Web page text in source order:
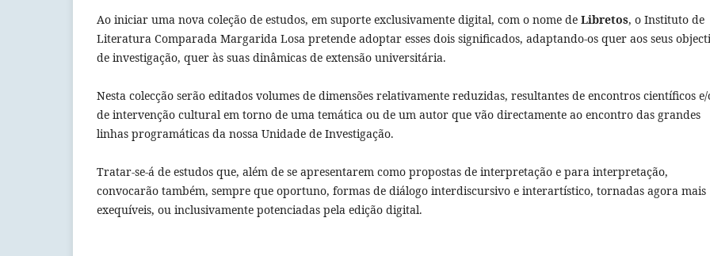
Ao iniciar uma nova coleção de estudos, em suporte exclusivamente digital, com o nome de Libretos, o Instituto de
Literatura Comparada Margarida Losa pretende adoptar esses dois significados, adaptando-os quer aos seus
de investigação, quer às suas dinâmicas de extensão universitária.
Nesta colecção serão editados volumes de dimensões relativamente reduzidas, resultantes de encontros científicos
de intervenção cultural em torno de uma temática ou de um autor que vão directamente ao encontro das grandes
linhas programáticas da nossa Unidade de Investigação.
Tratar-se-á de estudos que, além de se apresentarem como propostas de interpretação e para interpretação,
convocarão também, sempre que oportuno, formas de diálogo interdiscursivo e interartístico, tornadas agora mais
exequíveis, ou inclusivamente potenciadas pela edição digital.